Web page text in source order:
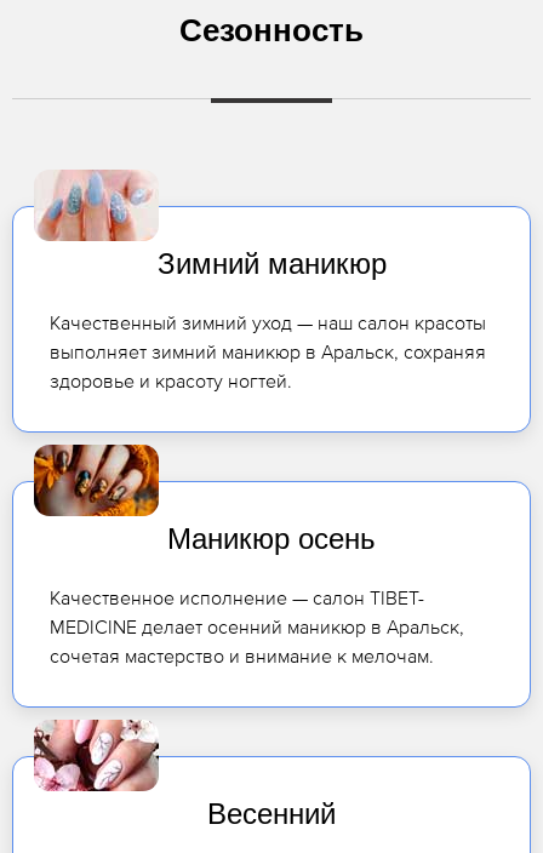
Сезонность
Зимний маникюр
Качественный зимний уход — наш салон красоты
выполняет зимний маникюр в Аральск, сохраняя
здоровье и красоту ногтей.
Маникюр осень
Качественное исполнение — салон TIBET-
MEDICINE делает осенний маникюр в Аральск,
сочетая мастерство и внимание к мелочам.
Весенний